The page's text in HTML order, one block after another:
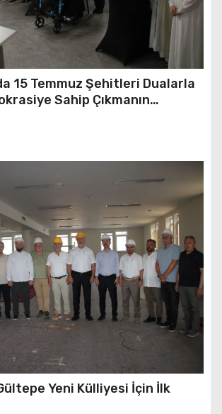
15 Temmuz Şehitleri Dualarla
Sahip Çıkmanın
Yeni Külliyesi İçin İlk